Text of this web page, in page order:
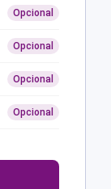
Opcional
Opcional
Opcional
Opcional